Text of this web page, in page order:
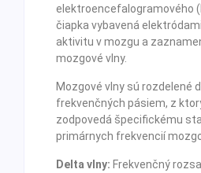
elektroencefalogramového
čiapka vybavená
aktivitu v mozgu a
mozgové vlny.
Mozgové vlny sú rozdelené
frekvenčných pásiem, z
zodpovedá špecifickému
primárnych frekvencií
Delta vlny: Frekvenčný